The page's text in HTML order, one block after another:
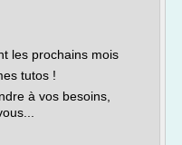
les prochains mois
tutos !
à vos besoins,